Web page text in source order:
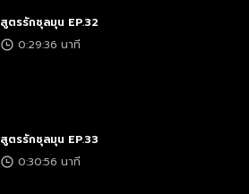
สูตรรักชุลมุน EP.32
0:29:36 นาที
สูตรรักชุลมุน EP.33
0:30:56 นาที